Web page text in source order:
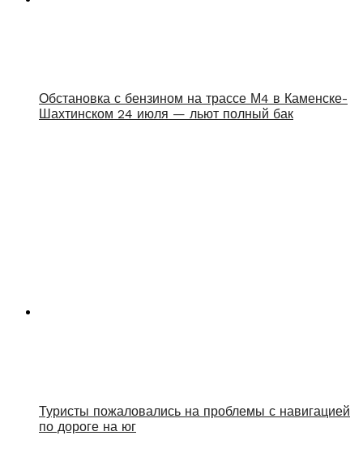
Обстановка с бензином на трассе М4 в Каменске-
Шахтинском 24 июля — льют полный бак
Туристы пожаловались на проблемы с навигацией
по дороге на юг